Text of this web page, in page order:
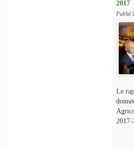
2017
Publié
Le
2017-